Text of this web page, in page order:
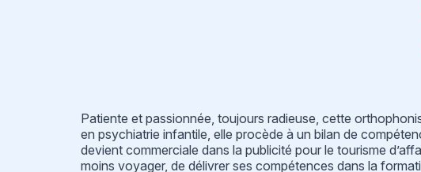
Patiente et passionnée, toujours radieuse, cette
en psychiatrie infantile, elle procède à un bilan de
devient commerciale dans la publicité pour le tourisme
moins voyager, de délivrer ses compétences dans la